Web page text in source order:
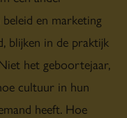
en marketing
blijken in de praktijk
het geboortejaar,
cultuur in hun
heeft. Hoe